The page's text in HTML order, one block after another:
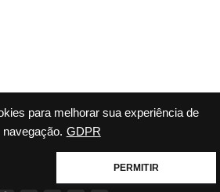
para melhorar sua experiência de
navegação. GDPR
PERMITIR